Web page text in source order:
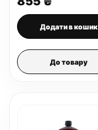
Додати в кошик
До товару